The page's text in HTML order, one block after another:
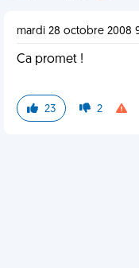
mardi 28 octobre 2008
Ca promet !
23 2